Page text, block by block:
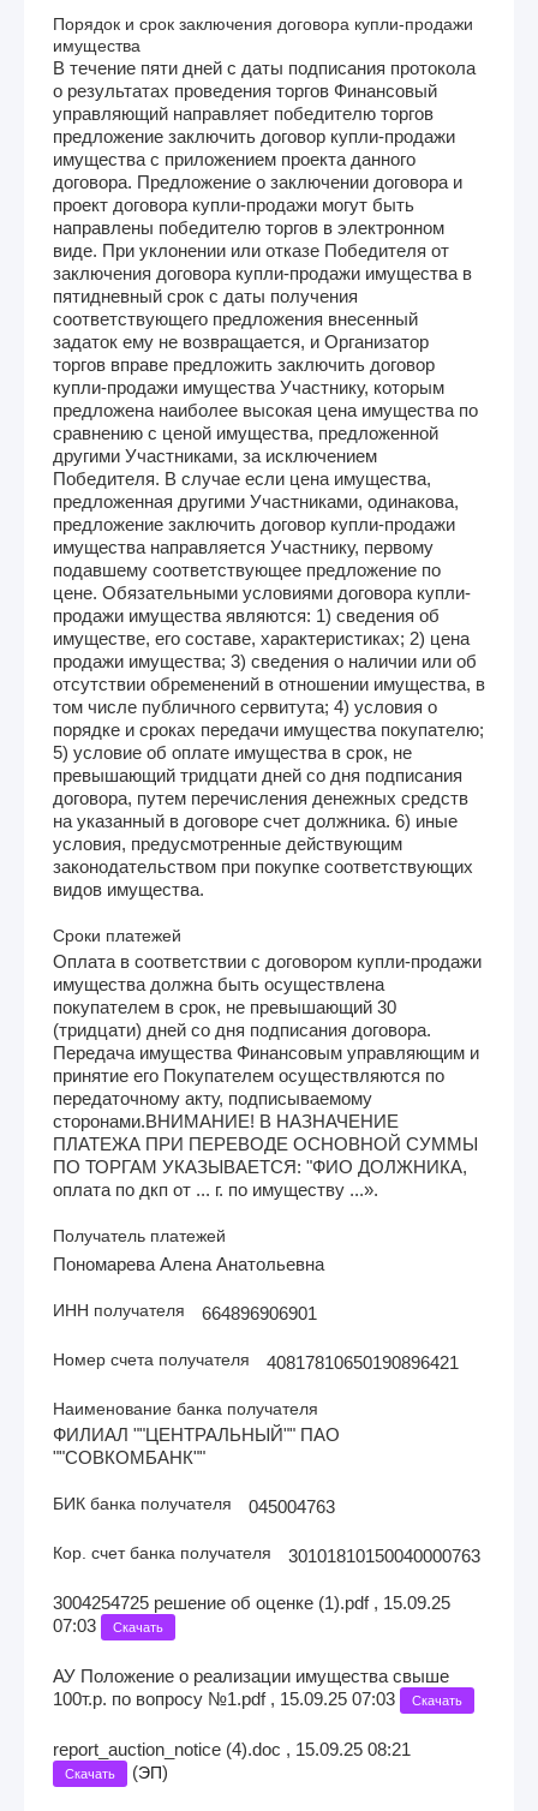
Порядок и срок заключения договора купли-продажи
имущества
В течение пяти дней с даты подписания протокола
о результатах проведения торгов Финансовый
управляющий направляет победителю торгов
предложение заключить договор купли-продажи
имущества с приложением проекта данного
договора. Предложение о заключении договора и
проект договора купли-продажи могут быть
направлены победителю торгов в электронном
виде. При уклонении или отказе Победителя от
заключения договора купли-продажи имущества в
пятидневный срок с даты получения
соответствующего предложения внесенный
задаток ему не возвращается, и Организатор
торгов вправе предложить заключить договор
купли-продажи имущества Участнику, которым
предложена наиболее высокая цена имущества по
сравнению с ценой имущества, предложенной
другими Участниками, за исключением
Победителя. В случае если цена имущества,
предложенная другими Участниками, одинакова,
предложение заключить договор купли-продажи
имущества направляется Участнику, первому
подавшему соответствующее предложение по
цене. Обязательными условиями договора купли-
продажи имущества являются: 1) сведения об
имуществе, его составе, характеристиках; 2) цена
продажи имущества; 3) сведения о наличии или об
отсутствии обременений в отношении имущества, в
том числе публичного сервитута; 4) условия о
порядке и сроках передачи имущества покупателю;
5) условие об оплате имущества в срок, не
превышающий тридцати дней со дня подписания
договора, путем перечисления денежных средств
на указанный в договоре счет должника. 6) иные
условия, предусмотренные действующим
законодательством при покупке соответствующих
видов имущества.
Сроки платежей
Оплата в соответствии с договором купли-продажи
имущества должна быть осуществлена
покупателем в срок, не превышающий 30
(тридцати) дней со дня подписания договора.
Передача имущества Финансовым управляющим и
принятие его Покупателем осуществляются по
передаточному акту, подписываемому
сторонами.ВНИМАНИЕ! В НАЗНАЧЕНИЕ
ПЛАТЕЖА ПРИ ПЕРЕВОДЕ ОСНОВНОЙ СУММЫ
ПО ТОРГАМ УКАЗЫВАЕТСЯ: "ФИО ДОЛЖНИКА,
оплата по дкп от ... г. по имуществу ...».
Получатель платежей
Пономарева Алена Анатольевна
ИНН получателя 664896906901
Номер счета получателя 40817810650190896421
Наименование банка получателя
ФИЛИАЛ ""ЦЕНТРАЛЬНЫЙ"" ПАО
""СОВКОМБАНК""
БИК банка получателя 045004763
Кор. счет банка получателя 30101810150040000763
3004254725 решение об оценке (1).pdf , 15.09.25
07:03
Скачать
АУ Положение о реализации имущества свыше
100т.р. по вопросу №1.pdf , 15.09.25 07:03
Скачать
report_auction_notice (4).doc , 15.09.25 08:21
Скачать (ЭП)